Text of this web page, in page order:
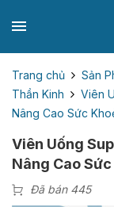
Trang chủ Sản
Thần Kinh
Viên
Nâng Cao Sức
Viên Uống
Nâng Cao
Đã bán 445